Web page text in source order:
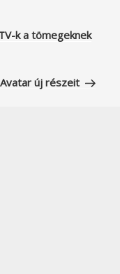
k a tömegeknek
új részeit